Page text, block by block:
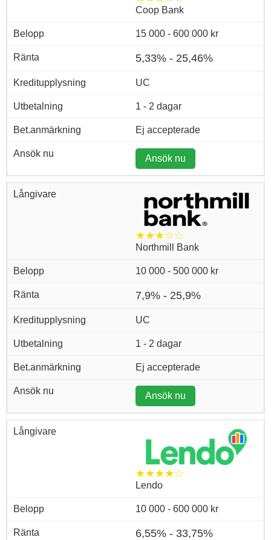
Coop Bank
15 000 - 600 000 kr
5,33% - 25,46%
UC
1 - 2 dagar
Ej accepterade
Ansök nu
★★★☆☆
Northmill Bank
10 000 - 500 000 kr
7,9% - 25,9%
UC
1 - 2 dagar
Ej accepterade
Ansök nu
★★★★☆
Lendo
10 000 - 600 000 kr
6,55% - 33,75%